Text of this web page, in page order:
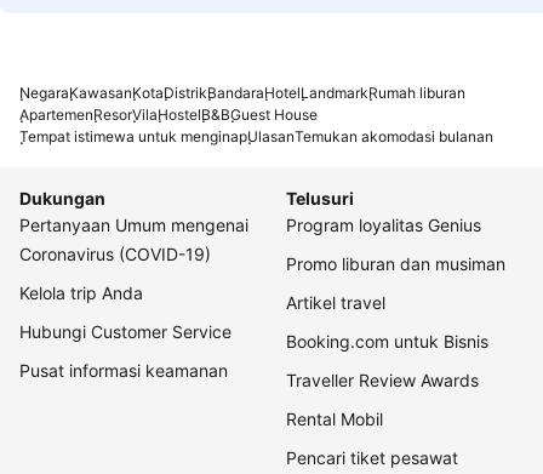
NegaraKawasanKotaDistrikBandaraHotelLandmarkRumah liburan
ApartemenResorVilaHostelB&BGuest House
Tempat istimewa untuk menginapUlasanTemukan akomodasi bulanan
Dukungan
Pertanyaan Umum mengenai
Coronavirus (COVID-19)
Kelola trip Anda
Hubungi Customer Service
Pusat informasi keamanan
Telusuri
Program loyalitas Genius
Promo liburan dan musiman
Artikel travel
Booking.com untuk Bisnis
Traveller Review Awards
Rental Mobil
Pencari tiket pesawat